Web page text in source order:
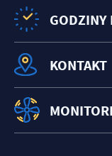
GODZINY
KONTAKT